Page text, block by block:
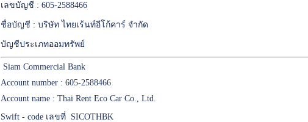
เลขบัญชี : 605-2588466
ชื่อบัญชี : บริษัท ไทยเร้นท์อีโก้คาร์ จำกัด
บัญชีประเภทออมทรัพย์
Siam Commercial Bank
Account number : 605-2588466
Account name : Thai Rent Eco Car Co., Ltd.
Swift - code เลขที่ SICOTHBK